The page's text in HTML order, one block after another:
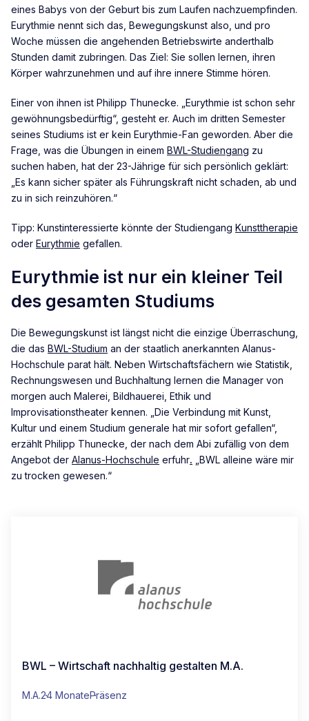
eines Babys von der Geburt bis zum Laufen nachzuempfinden.
Eurythmie nennt sich das, Bewegungskunst also, und pro
Woche müssen die angehenden Betriebswirte anderthalb
Stunden damit zubringen. Das Ziel: Sie sollen lernen, ihren
Körper wahrzunehmen und auf ihre innere Stimme hören.
Einer von ihnen ist Philipp Thunecke. „Eurythmie ist schon sehr
gewöhnungsbedürftig“, gesteht er. Auch im dritten Semester
seines Studiums ist er kein Eurythmie-Fan geworden. Aber die
Frage, was die Übungen in einem BWL-Studiengang zu
suchen haben, hat der 23-Jährige für sich persönlich geklärt:
„Es kann sicher später als Führungskraft nicht schaden, ab und
zu in sich reinzuhören.“
Tipp: Kunstinteressierte könnte der Studiengang Kunsttherapie
oder Eurythmie gefallen.
Eurythmie ist nur ein kleiner Teil
des gesamten Studiums
Die Bewegungskunst ist längst nicht die einzige Überraschung,
die das BWL-Studium an der staatlich anerkannten Alanus-
Hochschule parat hält. Neben Wirtschaftsfächern wie Statistik,
Rechnungswesen und Buchhaltung lernen die Manager von
morgen auch Malerei, Bildhauerei, Ethik und
Improvisationstheater kennen. „Die Verbindung mit Kunst,
Kultur und einem Studium generale hat mir sofort gefallen“,
erzählt Philipp Thunecke, der nach dem Abi zufällig von dem
Angebot der Alanus-Hochschule erfuhr. „BWL alleine wäre mir
zu trocken gewesen.“
BWL – Wirtschaft nachhaltig gestalten M.A.
M.A.24 MonatePräsenz